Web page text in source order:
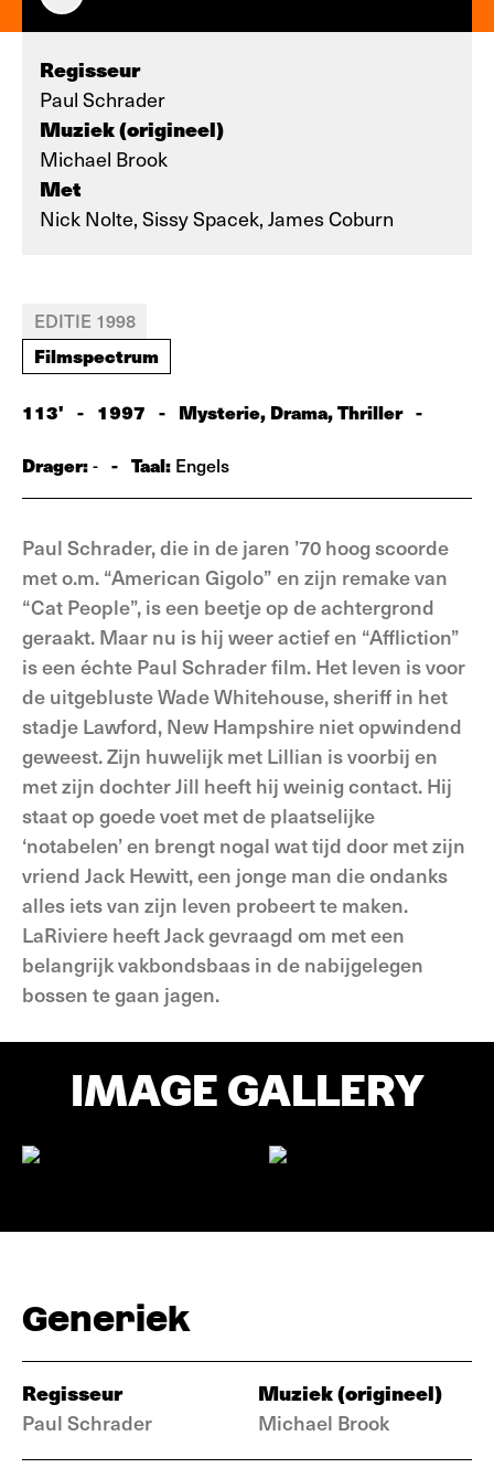
Regisseur
Paul Schrader
Muziek (origineel)
Michael Brook
Met
Nick Nolte, Sissy Spacek, James Coburn
EDITIE 1998
Filmspectrum
113' - 1997 - Mysterie, Drama, Thriller -
Drager:- - Taal: Engels
Paul Schrader, die in de jaren ’70 hoog scoorde
met o.m. “American Gigolo” en zijn remake van
“Cat People”, is een beetje op de achtergrond
geraakt. Maar nu is hij weer actief en “Affliction”
is een échte Paul Schrader film. Het leven is voor
de uitgebluste Wade Whitehouse, sheriff in het
stadje Lawford, New Hampshire niet opwindend
geweest. Zijn huwelijk met Lillian is voorbij en
met zijn dochter Jill heeft hij weinig contact. Hij
staat op goede voet met de plaatselijke
‘notabelen’ en brengt nogal wat tijd door met zijn
vriend Jack Hewitt, een jonge man die ondanks
alles iets van zijn leven probeert te maken.
LaRiviere heeft Jack gevraagd om met een
belangrijk vakbondsbaas in de nabijgelegen
bossen te gaan jagen.
IMAGE GALLERY
Generiek
Regisseur
Paul Schrader
Muziek (origineel)
Michael Brook